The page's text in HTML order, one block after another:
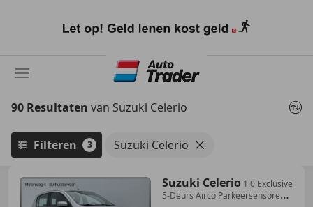
naar
90 Resultaten van Suzuki Celerio
Filteren 3 Suzuki Celerio
Suzuki Celerio 1.0 Exclusive
5-Deurs Airco Parkeersensoren